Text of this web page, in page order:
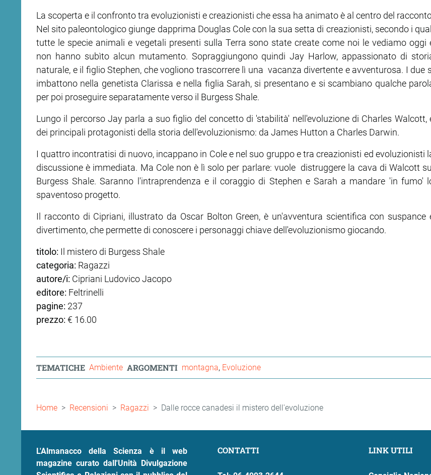
La scoperta e il confronto tra evoluzionisti e creazionisti che essa ha animato è al centro del
Nel sito paleontologico giunge dapprima Douglas Cole con la sua setta di creazionisti, secondo i
tutte le specie animali e vegetali presenti sulla Terra sono state create come noi le vediamo oggi
non hanno subìto alcun mutamento. Sopraggiungono quindi Jay Harlow, appassionato di
naturale, e il figlio Stephen, che vogliono trascorrere lì una vacanza divertente e avventurosa. I due
imbattono nella genetista Clarissa e nella figlia Sarah, si presentano e si scambiano qualche
per poi proseguire separatamente verso il Burgess Shale.
Lungo il percorso Jay parla a suo figlio del concetto di 'stabilità' nell'evoluzione di Charles Walcott,
dei principali protagonisti della storia dell'evoluzionismo: da James Hutton a Charles Darwin.
I quattro incontratisi di nuovo, incappano in Cole e nel suo gruppo e tra creazionisti ed evoluzionisti
discussione è immediata. Ma Cole non è lì solo per parlare: vuole distruggere la cava di Walcott sul
Burgess Shale. Saranno l'intraprendenza e il coraggio di Stephen e Sarah a mandare 'in fumo'
spaventoso progetto.
Il racconto di Cipriani, illustrato da Oscar Bolton Green, è un'avventura scientifica con suspance
divertimento, che permette di conoscere i personaggi chiave dell'evoluzionismo giocando.
titolo: Il mistero di Burgess Shale
categoria: Ragazzi
autore/i: Cipriani Ludovico Jacopo
editore: Feltrinelli
pagine: 237
prezzo: € 16.00
TEMATICHE Ambiente ARGOMENTI montagna Evoluzione
Briciole
Home Recensioni Ragazzi Dalle rocce canadesi il mistero dell'evoluzione
L'Almanacco della Scienza è il web
magazine curato dall'Unità Divulgazione
CONTATTI LINK UTILI